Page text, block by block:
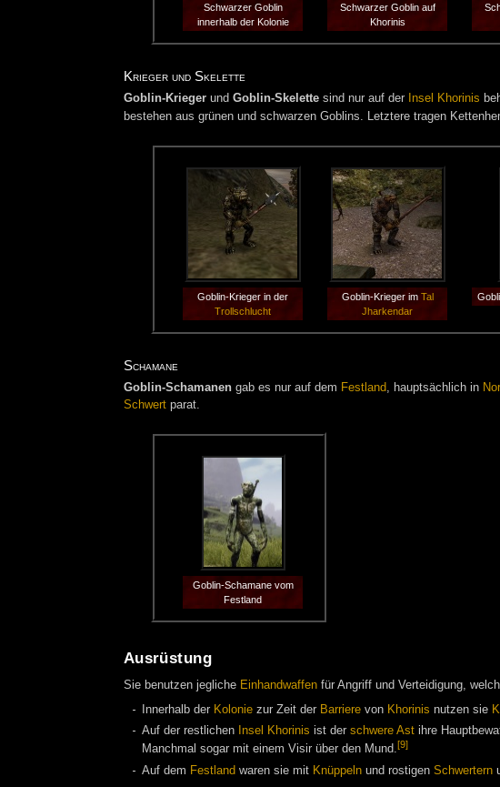
Schwarzer Goblin
innerhalb der Kolonie
Schwarzer Goblin auf
Khorinis
Krieger und Skelette
Goblin-Kriegerund Goblin-Skelettesind nur auf der Insel Khorinis
bestehen aus grünen und schwarzen Goblins. Letztere tragen
Goblin-Krieger in der
Trollschlucht
Goblin-Krieger im Tal
Jharkendar
Schamane
Goblin-Schamanengab es nur auf dem Festland, hauptsächlich in
Schwertparat.
Goblin-Schamane vom
Festland
Ausrüstung
Sie benutzen jegliche Einhandwaffenfür Angriff und Verteidigung,
Innerhalb der Kolonie zur Zeit der Barriere von Khorinis nutzen sie
Auf der restlichen Insel Khorinis ist der schwere Ast ihre
Manchmal sogar mit einem Visir über den Mund.[9]
Auf dem Festland waren sie mit Knüppeln und rostigen Schwertern